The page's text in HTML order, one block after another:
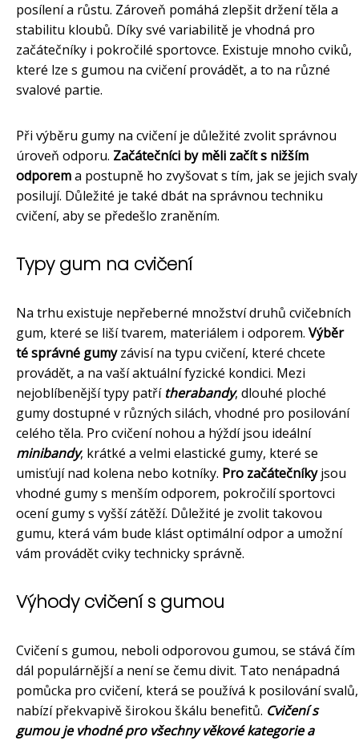
posílení a růstu. Zároveň pomáhá zlepšit držení těla a
stabilitu kloubů. Díky své variabilitě je vhodná pro
začátečníky i pokročilé sportovce. Existuje mnoho cviků,
které lze s gumou na cvičení provádět, a to na různé
svalové partie.
Při výběru gumy na cvičení je důležité zvolit správnou
úroveň odporu. Začátečníci by měli začít s nižším
odporema postupně ho zvyšovat s tím, jak se jejich svaly
posilují. Důležité je také dbát na správnou techniku
cvičení, aby se předešlo zraněním.
Typy gum na cvičení
Na trhu existuje nepřeberné množství druhů cvičebních
gum, které se liší tvarem, materiálem i odporem. Výběr
té správné gumyzávisí na typu cvičení, které chcete
provádět, a na vaší aktuální fyzické kondici. Mezi
nejoblíbenější typy patří therabandy, dlouhé ploché
gumy dostupné v různých silách, vhodné pro posilování
celého těla. Pro cvičení nohou a hýždí jsou ideální
minibandy, krátké a velmi elastické gumy, které se
umisťují nad kolena nebo kotníky. Pro začátečníkyjsou
vhodné gumy s menším odporem, pokročilí sportovci
ocení gumy s vyšší zátěží. Důležité je zvolit takovou
gumu, která vám bude klást optimální odpor a umožní
vám provádět cviky technicky správně.
Výhody cvičení s gumou
Cvičení s gumou, neboli odporovou gumou, se stává čím
dál populárnější a není se čemu divit. Tato nenápadná
pomůcka pro cvičení, která se používá k posilování svalů,
nabízí překvapivě širokou škálu benefitů. Cvičení s
gumou je vhodné pro všechny věkové kategorie a